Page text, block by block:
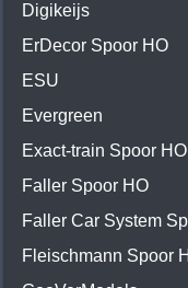
Digikeijs
ErDecor Spoor HO
ESU
Evergreen
Exact-train Spoor HO
Faller Spoor HO
Faller Car System
Fleischmann Spoor